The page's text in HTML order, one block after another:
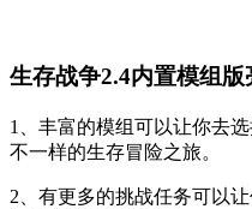
生存战争2.4内置模组版
1、丰富的模组可以让你去
不一样的生存冒险之旅。
2、有更多的挑战任务可以